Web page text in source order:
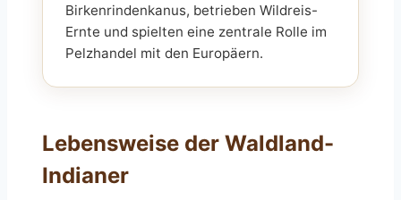
Birkenrindenkanus, betrieben Wildreis-
Ernte und spielten eine zentrale Rolle im
Pelzhandel mit den Europäern.
Lebensweise der Waldland-
Indianer